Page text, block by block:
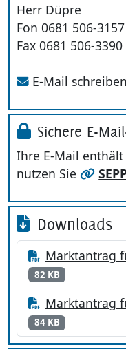
Herr Düpre
Fon 0681 506-3157
Fax 0681 506-3390
E-Mail schreiben
Sichere E-
Ihre E-Mail enthält
nutzen Sie
Downloads
Marktantrag
82 KB
Marktantrag
84 KB